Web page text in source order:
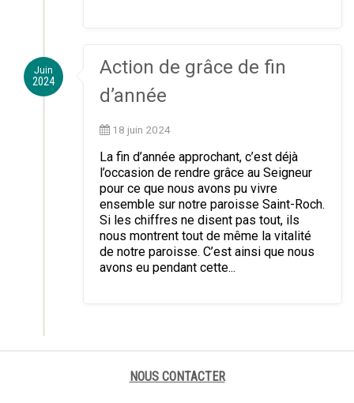
Juin
2024
Action de grâce de fin
d’année
18 juin 2024
La fin d’année approchant, c’est déjà
l’occasion de rendre grâce au Seigneur
pour ce que nous avons pu vivre
ensemble sur notre paroisse Saint-Roch.
Si les chiffres ne disent pas tout, ils
nous montrent tout de même la vitalité
de notre paroisse. C’est ainsi que nous
avons eu pendant cette...
NOUS CONTACTER